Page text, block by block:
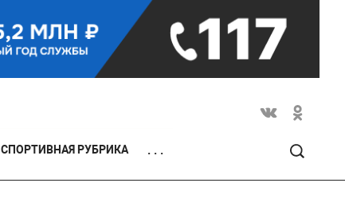
СПОРТИВНАЯ РУБРИКА . . .